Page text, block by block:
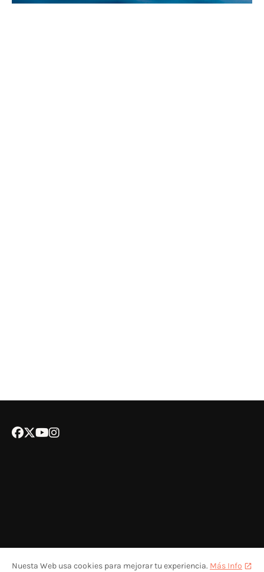
Nuesta Web usa cookies para mejorar tu experiencia. Más Info